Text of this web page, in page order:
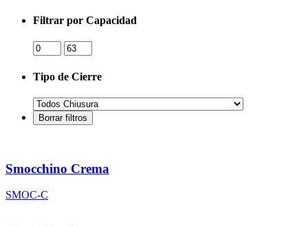
Filtrar por Capacidad
Tipo de Cierre
Smocchino Crema
SMOC-C